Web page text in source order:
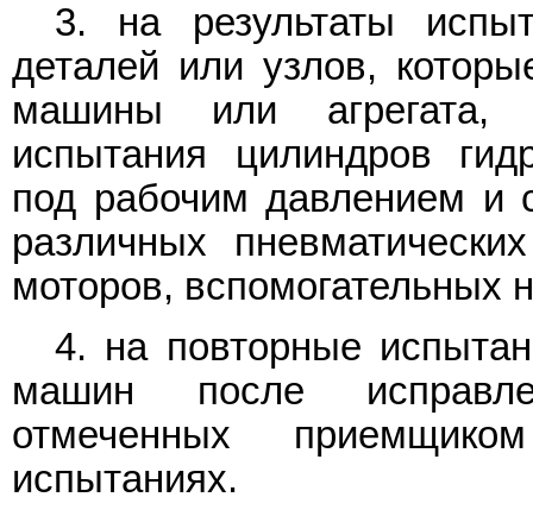
3. на результаты
деталей или узлов,
машины или агрегата,
испытания цилиндров
под рабочим давлением и
различных
моторов, вспомогательных
4. на повторные
машин после
отмеченных
испытаниях.